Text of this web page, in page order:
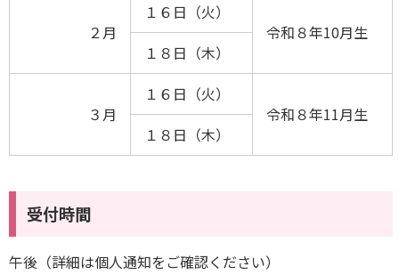
２月
１６日（火）
令和８年10月生
１８日（木）
３月
１６日（火）
令和８年11月生
１８日（木）
受付時間
午後（詳細は個人通知をご確認ください）